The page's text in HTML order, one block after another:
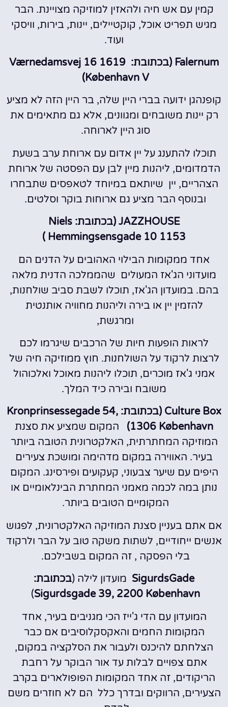
קמין עם אש חיה ולהאזין למוזיקה מצויינת. הבר
מגיש תפריט אוכל, קוקטיילים, יינות, בירות, וויסקי
ועוד.
Falernum (בכתובת: Værnedamsvej 16 1619
København V)
קופנהגן ידועה בברי היין שלה, בר היין הזה לא מציע
רק יינות משובחים ומגוונים, אלא גם מתאימים את
סוג היין לארוחה.
תוכלו להתענג על יין אדום עם ארוחת ערב בשעת
הדמדומים, ליהנות מיין לבן עם הפסטה של ארוחת
הצהריים, יין שיותאם במיוחד לטאפסים שתבחרו
ובנוסף הבר מציע גם ארוחות בוקר וסלטים.
JAZZHOUSE (בכתובת: Niels
Hemmingsensgade 10 1153 ‏‏)
אחד ממקומות הבילוי האהובים על הדנים הם
מועדוני הג'אז המעולים שהממלכה הדנית מלאה
בהם. במועדון הג'אז, תוכלו לשבת סביב שולחנות,
להזמין יין או בירה וליהנות מחוויה אותנטית
ומרגשת,
לראות הופעות חיות של הרכבים שיגרמו לכם
לרצות לרקוד על השולחנות. חוץ ממוזיקה חיה של
אמני ג'אז מוכרים, תוכלו ליהנות מאוכל ואלכוהול
משובח ובירה כיד המלך.
Culture Box (בכתובת:
Kronprinsessegade 54,
1306 København)
המקום שמציע את סצנת
המוזיקה המחתרתית, האלקטרונית הטובה ביותר
בעיר. האווירה במקום מדהימה ומושכת צעירים
היפים עם שיער צבעוני, קעקועים ופירסינג. המקום
נותן במה לכמה מאמני המחתרת הבינלאומיים או
המקומיים הטובים ביותר.
אם אתם בעניין סצנת המוזיקה האלקטרונית, לפגוש
אנשים ייחודיים, לשתות משקה טוב על הבר ולרקוד
בלי הפסקה , זה המקום בשבילכם.
SigurdsGade מועדון לילה (בכתובת:
Sigurdsgade 39, 2200 København
)
המועדון עם הדי ג'ייז הכי מגניבים בעיר, אחד
המקומות החמים והאקסקלוסיבים אם כבר
הצלחתם להיכנס ולעבור את הסלקציה במקום,
אתם צפויים לבלות עד אור הבוקר על רחבת
הריקודים, זה אחד המקומות הפופולארים בקרב
הצעירים, הרווקים ובדרך כלל הם לא חוזרים משם